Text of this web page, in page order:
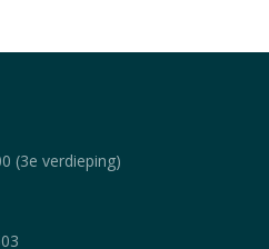
(3e verdieping)